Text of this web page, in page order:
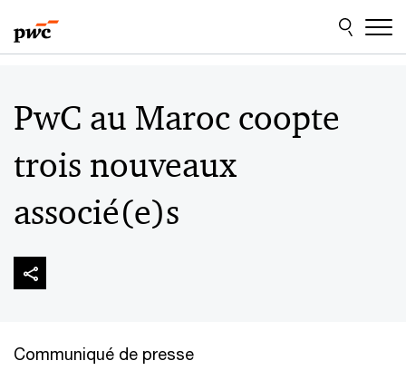
au
contenu
au
pied
PwC au Maroc coopte
trois nouveaux
associé(e)s
Communiqué de presse